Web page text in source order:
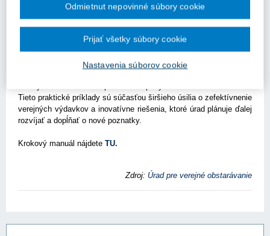
obstarávania pre inteligentné mestá a regióny.
Tento manuál vznikol v rámci národného projektu zameraného na
zvýšenie povedomia o inovačných procesoch, ktoré prinášajú
výrazné úspory a efektivitu. Úrad pôsobil ako pozorovateľ v
konkrétnych verejných obstarávaniach a ponúka dva pilotné
Tieto praktické príklady sú súčasťou širšieho úsilia o zefektívnenie
verejných výdavkov a inovatívne riešenia, ktoré úrad plánuje ďalej
rozvíjať a dopĺňať o nové poznatky.
Krokový manuál nájdete TU.
Zdroj: Úrad pre verejné obstarávanie
Nastavenia súborov cookie
Odmietnut nepovinné súbory cookie
Prijať všetky súbory cookie